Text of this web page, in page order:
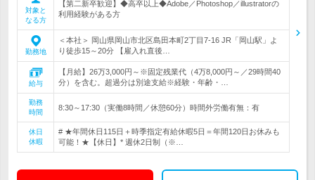
対象と
なる方
【第二新卒歓迎】◆高卒以上◆Adobe／Photoshop／illustratorの
利用経験がある方
勤務地
＜本社＞ 岡山県岡山市北区島田本町2丁目7-16 JR「岡山駅」よ
り徒歩15～20分 【雇入れ直後…
給与
【月給】26万3,000円～※固定残業代（4万8,000円～／29時間40
分）を含む。超過分は別途支給※経験・年齢・…
勤務
時間
8:30～17:30（実働8時間／休憩60分）時間外労働有無：有
休日
休暇
# ★年間休日115日＋時季指定有給休暇5日＝年間120日お休みも
可能！★【休日】* 週休2日制（※…